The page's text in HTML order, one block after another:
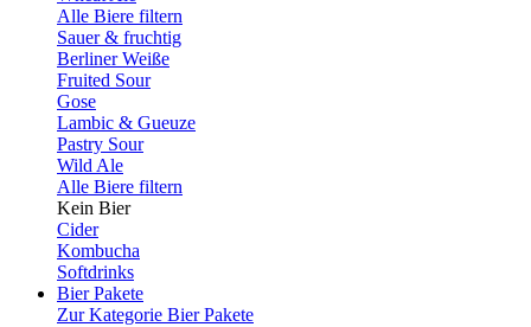
Alle Biere filtern
Sauer & fruchtig
Berliner Weiße
Fruited Sour
Gose
Lambic & Gueuze
Pastry Sour
Wild Ale
Alle Biere filtern
Kein Bier
Cider
Kombucha
Softdrinks
Bier Pakete
Zur Kategorie Bier Pakete